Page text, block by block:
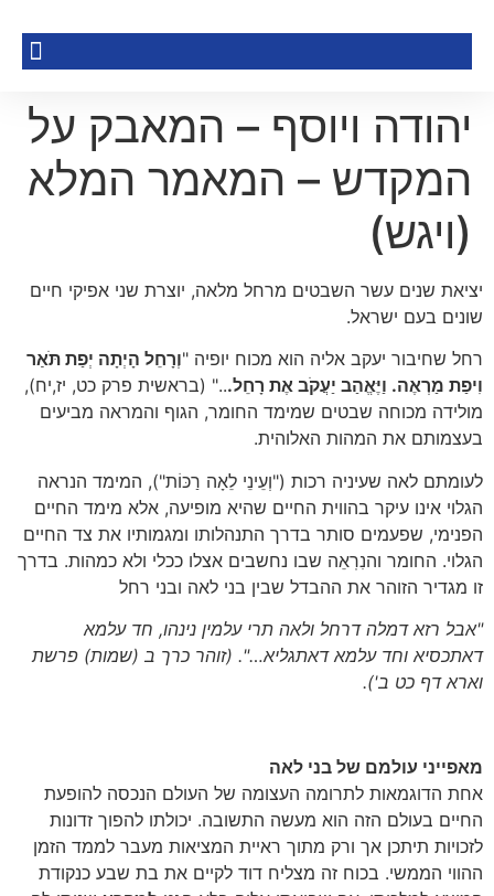
יהודה ויוסף – המאבק על
המקדש – המאמר המלא
(ויגש)
יציאת שנים עשר השבטים מרחל מלאה, יוצרת שני אפיקי חיים
שונים בעם ישראל.
רחל שחיבור יעקב אליה הוא מכוח יופיה "וְרָחֵל הָיְתָה יְפַת תֹּאַר
וִיפַת מַרְאֶה. וַיֶּאֱהַב יַעֲקֹב אֶת רָחֵל..." (בראשית פרק כט, יז,יח),
מולידה מכוחה שבטים שמימד החומר, הגוף והמראה מביעים
בעצמותם את המהות האלוהית.
לעומתם לאה שעיניה רכות ("וְעֵינֵי לֵאָה רַכּוֹת"), המימד הנראה
הגלוי אינו עיקר בהווית החיים שהיא מופיעה, אלא מימד החיים
הפנימי, שפעמים סותר בדרך התנהלותו ומגמותיו את צד החיים
הגלוי. החומר והנִרֽאֵה שבו נחשבים אצלו ככלי ולא כמהות. בדרך
זו מגדיר הזוהר את ההבדל שבין בני לאה ובני רחל
"אבל רזא דמלה דרחל ולאה תרי עלמין נינהו, חד עלמא
דאתכסיא וחד עלמא דאתגליא…". (זוהר כרך ב (שמות) פרשת
וארא דף כט ב').
מאפייני עולמם של בני לאה
אחת הדוגמאות לתרומה העצומה של העולם הנכסה להופעת
החיים בעולם הזה הוא מעשה התשובה. יכולתו להפוך זדונות
לזכויות תיתכן אך ורק מתוך ראיית המציאות מעבר לממד הזמן
ההווי הממשי. בכוח זה מצליח דוד לקיים את בת שבע כנקודת